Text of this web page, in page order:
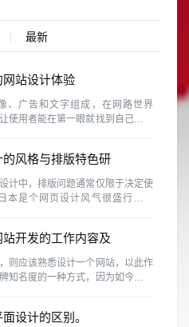
最新
站设计体验
、广告和文字组成，在网路世界
使用者能在第一眼就找到自己需要
的风格与排版特色研
计中，排版问题通常仅限于决定使
本是个网页设计风气很盛行的国
计的具有参考价值
站开发的工作内容及
则应该熟悉设计一个网站，以此作
知名度的一种方式，因为如今，商
设计的区别。